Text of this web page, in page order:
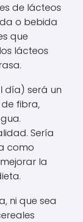
de lácteos
o bebida
que
lácteos
día) será un
fibra,
Sería
como
la
ni que sea